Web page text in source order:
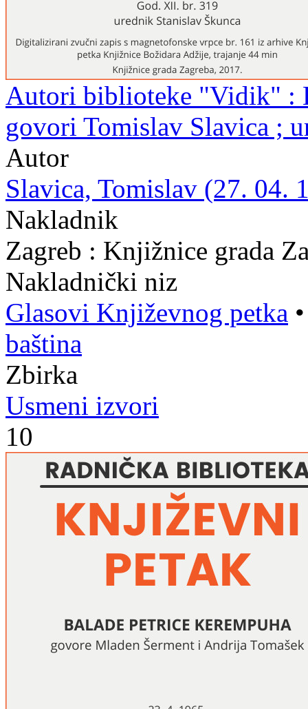
Autori biblioteke "Vidik" :
govori Tomislav Slavica ;
Autor
Slavica, Tomislav (27. 04.
Nakladnik
Zagreb : Knjižnice grada
Nakladnički niz
Glasovi Književnog petka
baština
Zbirka
Usmeni izvori
10